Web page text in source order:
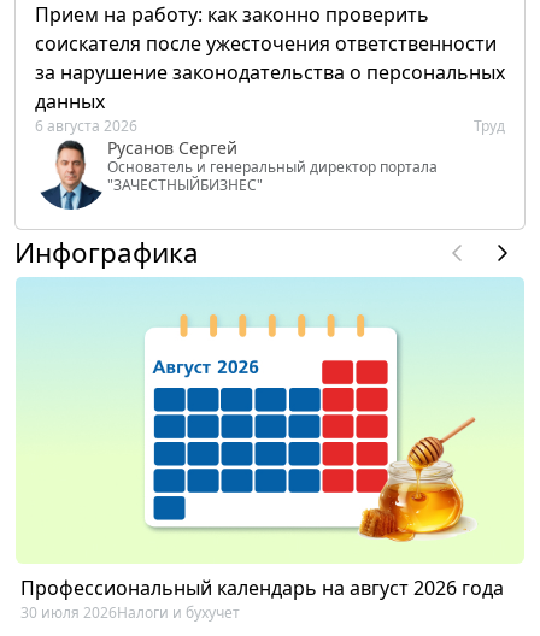
Прием на работу: как законно проверить
соискателя после ужесточения ответственности
за нарушение законодательства о персональных
данных
6 августа 2026 Труд
Русанов Сергей
Основатель и генеральный директор портала
"ЗАЧЕСТНЫЙБИЗНЕС"
Инфографика
Профессиональный календарь на август 2026 года
30 июля 2026Налоги и бухучет